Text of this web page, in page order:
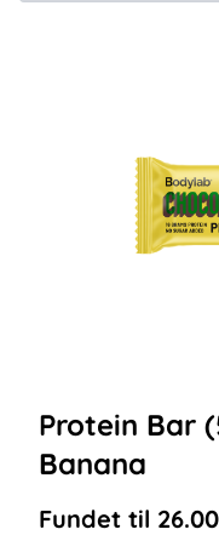
Protein Bar
Banana
Fundet til 26.00